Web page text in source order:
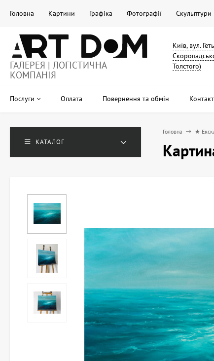
Головна Картини Графіка Фотографії Скульптури
ГАЛЕРЕЯ | ЛОГІСТИЧНА
КОМПАНІЯ
Київ, вул.
Толстого)
Послуги Оплата Повернення та обмін
КАТАЛОГ
Головна ★